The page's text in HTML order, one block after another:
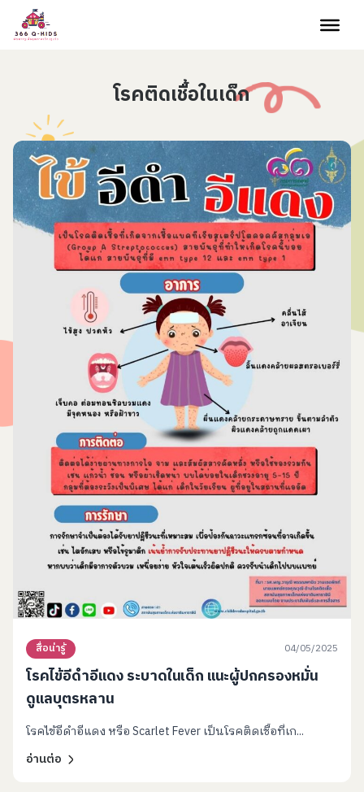
Skip to content
โรคติดเชื้อในเด็ก
สื่อน่ารู้ 04/05/2025
โรคไข้อีดำอีแดง ระบาดในเด็ก แนะผู้ปกครองหมั่น
ดูแลบุตรหลาน
โรคไข้อีดำอีแดง หรือ Scarlet Fever เป็นโรคติดเชื้อที่เก...
อ่านต่อ